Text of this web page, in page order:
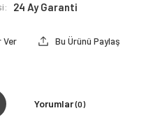
24 Ay Garanti
Ver Bu Ürünü Paylaş
Yorumlar(0)